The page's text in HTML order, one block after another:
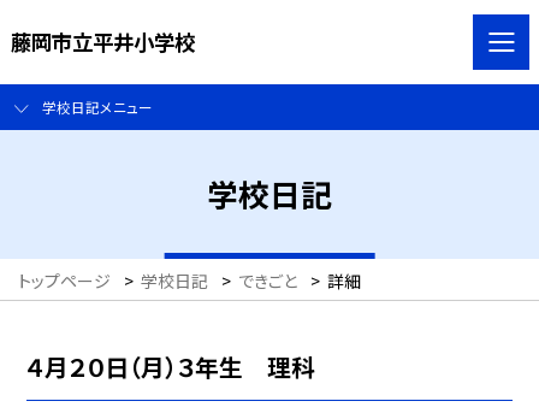
藤岡市立平井小学校
学校日記メニュー
学校日記
トップページ > 学校日記 > できごと > 詳細
４月２０日（月）３年生 理科